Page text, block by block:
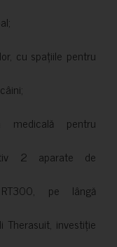
cu spațiile pentru
medicală pentru
2 aparate de
pe lângă
investiție